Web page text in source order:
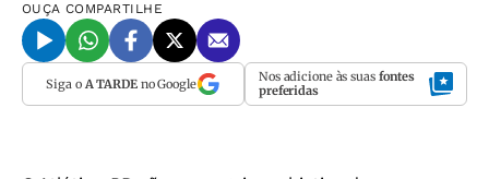
OUÇA COMPARTILHE
Siga o A TARDEno Google Nos adicione às suas fontes
preferidas